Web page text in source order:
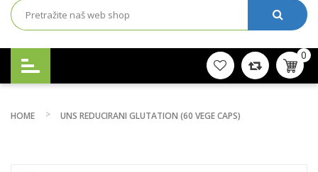
0
HOME UNS REDUCIRANI GLUTATION (60 VEGE CAPS)